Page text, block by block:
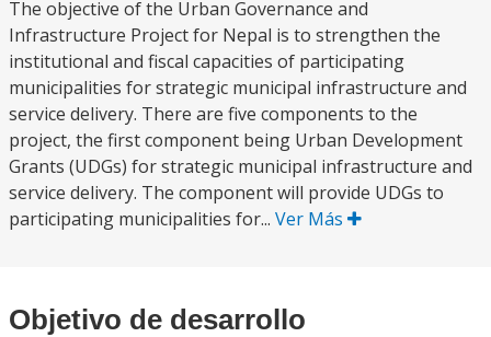
The objective of the Urban Governance and
Infrastructure Project for Nepal is to strengthen the
institutional and fiscal capacities of participating
municipalities for strategic municipal infrastructure and
service delivery. There are five components to the
project, the first component being Urban Development
Grants (UDGs) for strategic municipal infrastructure and
service delivery. The component will provide UDGs to
participating municipalities for... Ver Más
Objetivo de desarrollo